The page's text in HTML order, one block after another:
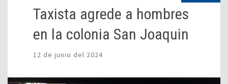
Taxista agrede a hombres
en la colonia San Joaquin
12 de junio del 2024